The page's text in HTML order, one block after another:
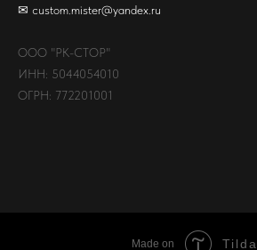
✉ custom.mister@yandex.ru
ООО "РК-СТОР"
ИНН: 5044054010
ОГРН: 772201001
Made on Tilda